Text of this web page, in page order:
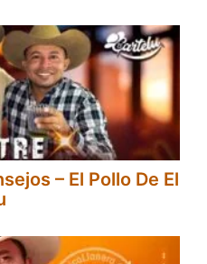
– El Pollo De El